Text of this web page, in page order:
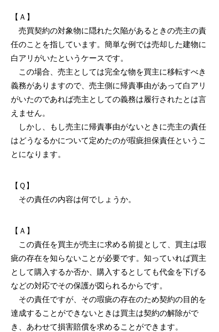
【Ａ】
売買契約の対象物に隠れた欠陥があるときの売主の責
任のことを指しています。簡単な例では売却した建物に
白アリがいたというケースです。
この場合、売主としては完全な物を買主に移転すべき
義務がありますので、売主側に帰責事由があって白アリ
がいたのであれば売主としての義務は履行されたとは言
えません。
しかし、もし売主に帰責事由がないときに売主の責任
はどうなるかについて定めたのが瑕疵担保責任というこ
とになります。
【Ｑ】
その責任の内容は何でしょうか。
【Ａ】
この責任を買主が売主に求める前提として、買主は瑕
疵の存在を知らないことが必要です。知っていれば買主
として購入するか否か、購入するとしても代金を下げる
などの対応でその保護が図られるからです。
その責任ですが、その瑕疵の存在のため契約の目的を
達成することができないときは買主は契約の解除がで
き、あわせて損害賠償を求めることができます。